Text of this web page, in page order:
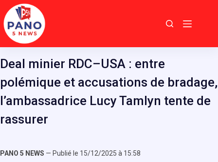
Passer
au
contenu
Deal minier RDC–USA : entre
polémique et accusations de bradage,
l’ambassadrice Lucy Tamlyn tente de
rassurer
PANO 5 NEWS — Publié le 15/12/2025 à 15:58